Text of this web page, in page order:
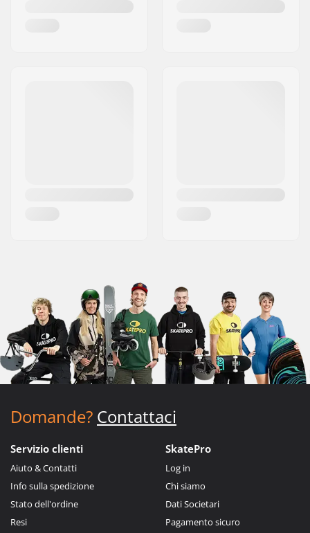
Domande? Contattaci
Servizio clienti
Aiuto & Contatti
Info sulla spedizione
Stato dell'ordine
Resi
SkatePro
Log in
Chi siamo
Dati Societari
Pagamento sicuro